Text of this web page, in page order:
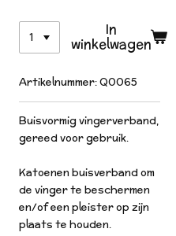
In
winkelwagen
Artikelnummer:Q0065
Buisvormig vingerverband,
gereed voor gebruik.
Katoenen buisverband om
de vinger te beschermen
en/of een pleister op zijn
plaats te houden.